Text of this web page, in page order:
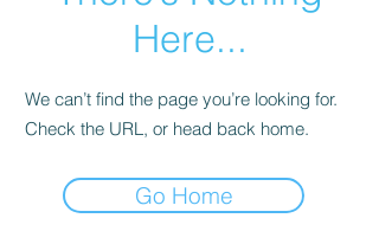
Here...
We can’t find the page you’re looking for.
Check the URL, or head back home.
Go Home